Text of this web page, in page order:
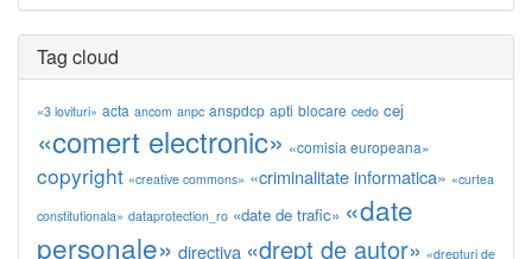
Tag cloud
«3 lovituri» acta ancom anpc anspdcp apti blocare cedo cej
«comert electronic» «comisia europeana»
copyright «creative commons» «criminalitate informatica» «curtea
constitutionala» dataprotection_ro «date de trafic» «date
personale» directiva «drept de autor» «drepturi de